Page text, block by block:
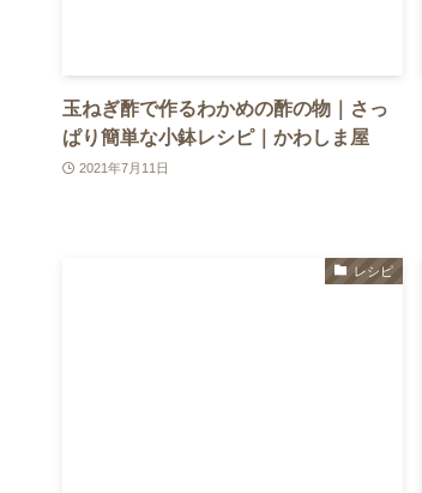
玉ねぎ酢で作るわかめの酢の物｜さっ
ぱり簡単な小鉢レシピ｜かわしま屋
2021年7月11日
レシピ